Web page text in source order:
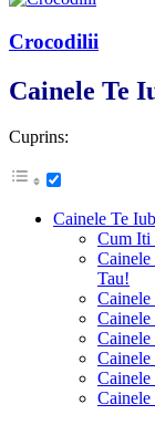
Crocodilii
Cainele Te
Cuprins:
Cainele Te
Cum Iti
Tau!
Cainele
Cainele
Cainele